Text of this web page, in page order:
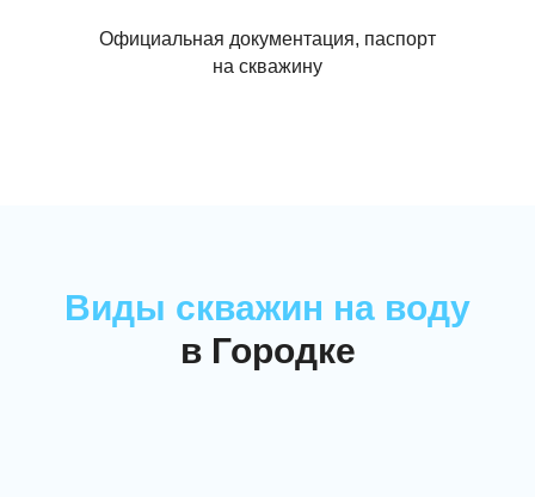
Официальная документация, паспорт
на скважину
Виды скважин на воду
в Городке